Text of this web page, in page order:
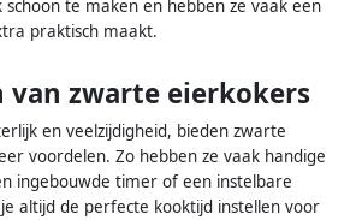
te maken en hebben ze vaak een
praktisch maakt.
van zwarte eierkokers
en veelzijdigheid, bieden zwarte
voordelen. Zo hebben ze vaak handige
ingebouwde timer of een instelbare
altijd de perfecte kooktijd instellen voor